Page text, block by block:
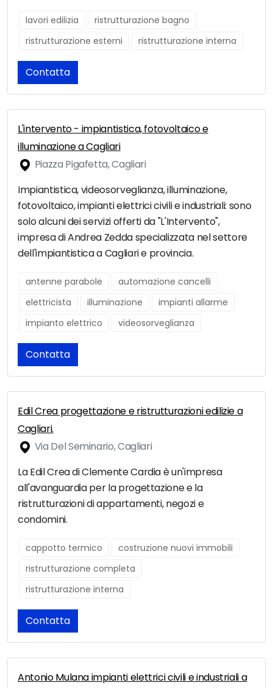
lavori edilizia
ristrutturazione bagno
ristrutturazione esterni
ristrutturazione interna
Contatta
L'intervento - impiantistica, fotovoltaico e
illuminazione a Cagliari
Piazza Pigafetta, Cagliari
Impiantistica, videosorveglianza, illuminazione,
fotovoltaico, impianti elettrici civili e industriali: sono
solo alcuni dei servizi offerti da "L'Intervento",
impresa di Andrea Zedda specializzata nel settore
dell'impiantistica a Cagliari e provincia.
antenne parabole
automazione cancelli
elettricista
illuminazione
impianti allarme
impianto elettrico
videosorveglianza
Contatta
Edil Crea progettazione e ristrutturazioni edilizie a
Cagliari.
Via Del Seminario, Cagliari
La Edil Crea di Clemente Cardia è un'impresa
all'avanguardia per la progettazione e la
ristrutturazioni di appartamenti, negozi e
condomini.
cappotto termico
costruzione nuovi immobili
ristrutturazione completa
ristrutturazione interna
Contatta
Antonio Mulana impianti elettrici civili e industriali a